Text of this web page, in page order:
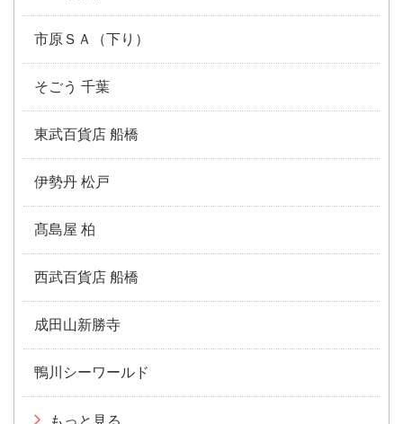
市原ＳＡ（下り）
そごう 千葉
東武百貨店 船橋
伊勢丹 松戸
髙島屋 柏
西武百貨店 船橋
成田山新勝寺
鴨川シーワールド
もっと見る